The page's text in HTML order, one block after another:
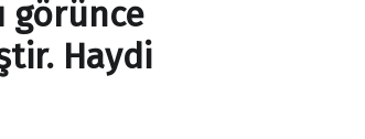
görünce
Haydi